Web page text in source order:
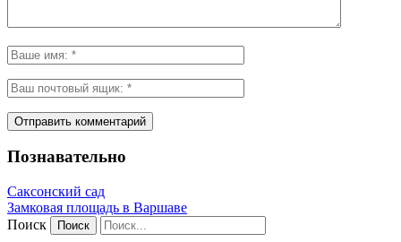
Познавательно
Саксонский сад
Замковая площадь в Варшаве
Поиск